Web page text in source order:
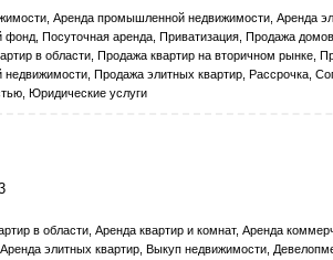
Аренда промышленной недвижимости, Аренда
Посуточная аренда, Приватизация, Продажа
в области, Продажа квартир на вторичном рынке,
Продажа элитных квартир, Рассрочка,
Юридические услуги
в области, Аренда квартир и комнат, Аренда
элитных квартир, Выкуп недвижимости,